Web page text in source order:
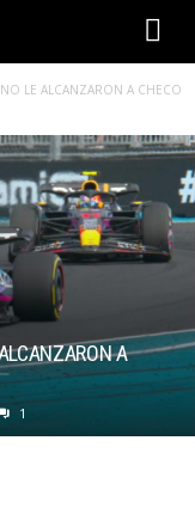
LE ALCANZARON A CHECO
A
1